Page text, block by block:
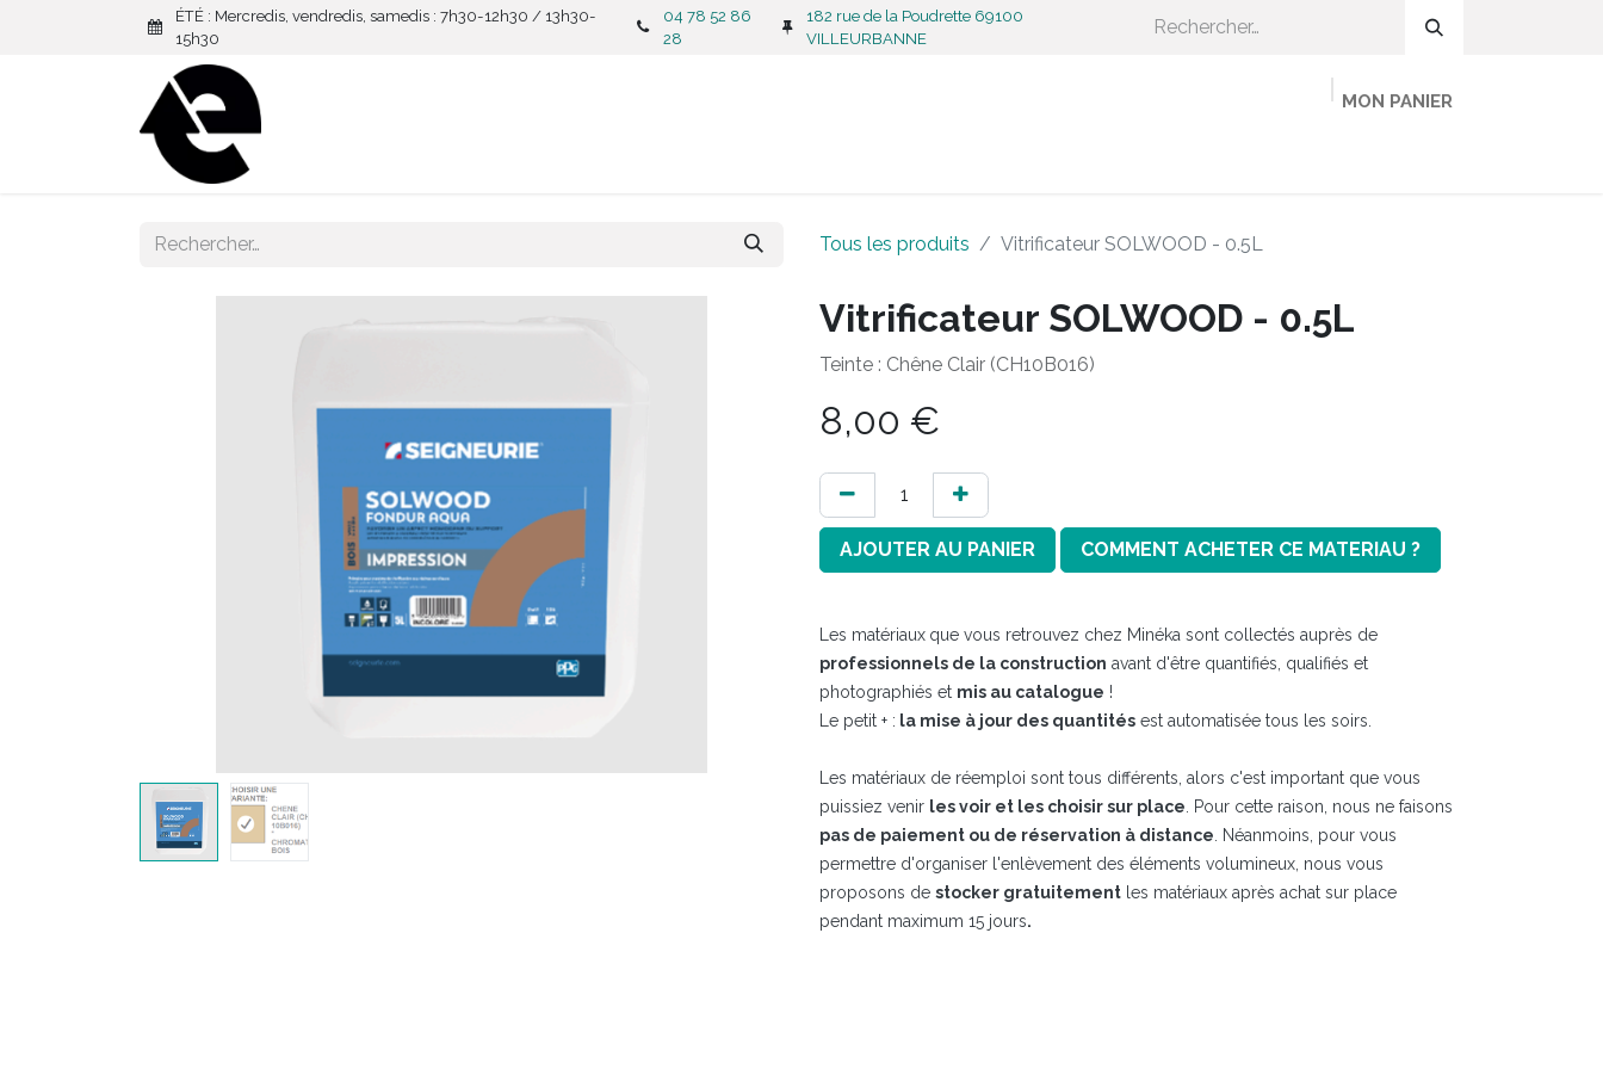
ÉTÉ : Mercredis, vendredis, samedis : 7h30-12h30 / 13h30-
15h30
04 78 52 86
28
182 rue de la Poudrette 69100
VILLEURBANNE
MON PANIER
Tous les produits Vitrificateur SOLWOOD - 0.5L
Vitrificateur SOLWOOD - 0.5L
Teinte : Chêne Clair (CH10B016)
8,00 €
AJOUTER AU PANIER COMMENT ACHETER CE MATERIAU ?
Les matériaux que vous retrouvez chez Minéka sont collectés auprès de
professionnels de la construction avant d'être quantifiés, qualifiés et
photographiés et mis au catalogue !
Le petit + : la mise à jour des quantités est automatisée tous les soirs.
Les matériaux de réemploi sont tous différents, alors c'est important que vous
puissiez venir les voir et les choisir sur place . Pour cette raison, nous ne faisons
pas de paiement ou de réservation à distance . Néanmoins, pour vous
permettre d'organiser l'enlèvement des éléments volumineux, nous vous
proposons de stocker gratuitement les matériaux après achat sur place
pendant maximum 15 jours​.